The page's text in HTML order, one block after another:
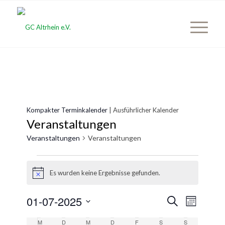
Kompakter Terminkalender | Ausführlicher Kalender
Veranstaltungen
Veranstaltungen Veranstaltungen
HinweisEs wurden keine Ergebnisse gefunden.
Suche
Suche
Monat
01-07-2025
MMontag DDienstagM MittwochD Donnerstag
FFreitag S SamstagS